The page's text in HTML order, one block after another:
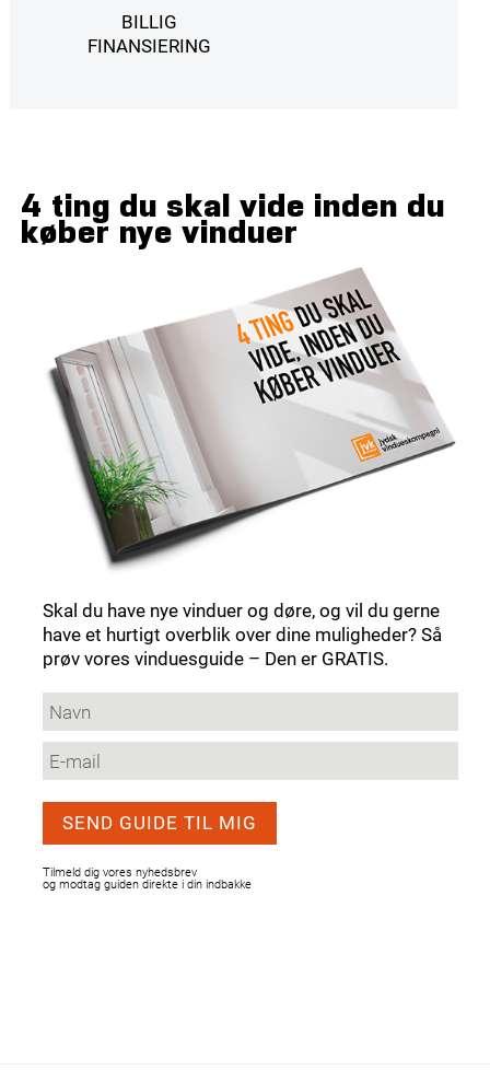
BILLIG
FINANSIERING
4 ting du skal vide inden du
køber nye vinduer
Skal du have nye vinduer og døre, og vil du gerne
have et hurtigt overblik over dine muligheder? Så
prøv vores vinduesguide – Den er GRATIS.
Tilmeld dig vores nyhedsbrev
og modtag guiden direkte i din indbakke